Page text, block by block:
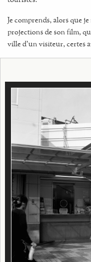
Je comprends, alors que
projections de son film,
ville d’un visiteur, certes